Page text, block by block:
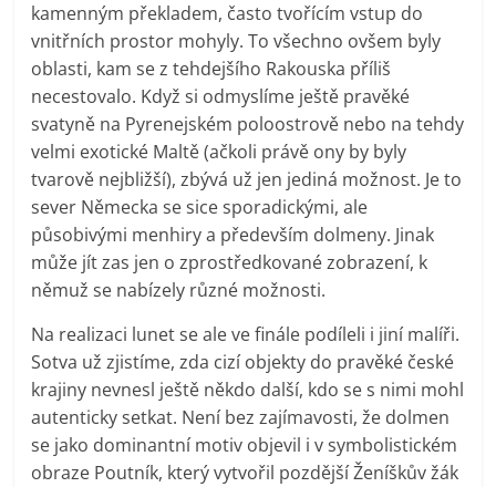
kamenným překladem, často tvořícím vstup do
vnitřních prostor mohyly. To všechno ovšem byly
oblasti, kam se z tehdejšího Rakouska příliš
necestovalo. Když si odmyslíme ještě pravěké
svatyně na Pyrenejském poloostrově nebo na tehdy
velmi exotické Maltě (ačkoli právě ony by byly
tvarově nejbližší), zbývá už jen jediná možnost. Je to
sever Německa se sice sporadickými, ale
působivými menhiry a především dolmeny. Jinak
může jít zas jen o zprostředkované zobrazení, k
němuž se nabízely různé možnosti.
Na realizaci lunet se ale ve finále podíleli i jiní malíři.
Sotva už zjistíme, zda cizí objekty do pravěké české
krajiny nevnesl ještě někdo další, kdo se s nimi mohl
autenticky setkat. Není bez zajímavosti, že dolmen
se jako dominantní motiv objevil i v symbolistickém
obraze Poutník, který vytvořil pozdější Ženíškův žák